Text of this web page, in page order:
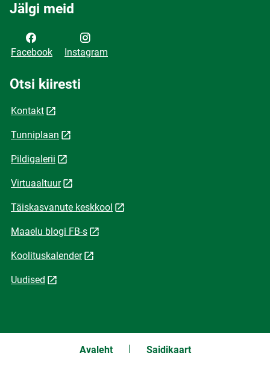
Jälgi meid
Facebook Instagram
Otsi kiiresti
Kontakt
Tunniplaan
Pildigalerii
Virtuaaltuur
Täiskasvanute keskkool
Maaelu blogi FB-s
Koolituskalender
Uudised
Avaleht Saidikaart